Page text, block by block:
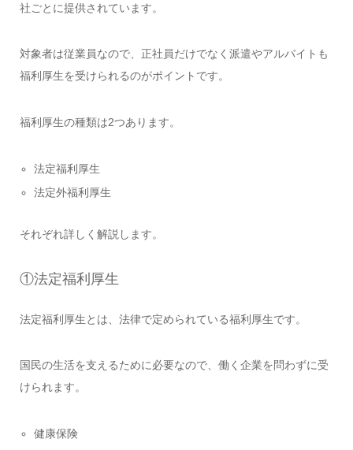
社ごとに提供されています。
対象者は従業員なので、正社員だけでなく派遣やアルバイトも
福利厚生を受けられるのがポイントです。
福利厚生の種類は2つあります。
法定福利厚生
法定外福利厚生
それぞれ詳しく解説します。
①法定福利厚生
法定福利厚生とは、法律で定められている福利厚生です。
国民の生活を支えるために必要なので、働く企業を問わずに受
けられます。
健康保険